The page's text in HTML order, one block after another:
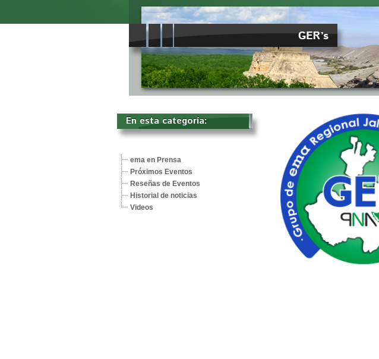
En esta categoría:
ema en Prensa
Próximos Eventos
Reseñas de Eventos
Historial de noticias
Videos